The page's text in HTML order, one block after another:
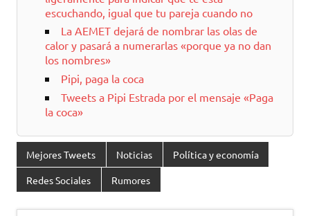
escuchando, igual que tu pareja cuando no
La AEMET dejará de nombrar las olas de
calor y pasará a numerarlas «porque ya no dan
los nombres»
Pipi, paga la coca
Tweets a Pipi Estrada por el mensaje «Paga
la coca»
Mejores Tweets Noticias Política y economía
Redes Sociales Rumores